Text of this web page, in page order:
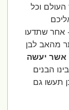
וכל
שתדעו
מהאב לבן
יעשה
הבנים
גם